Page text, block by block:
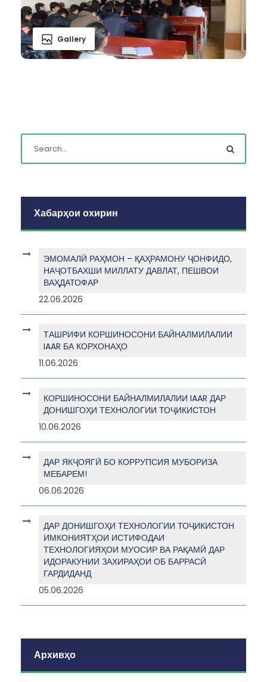
Gallery
Хабарҳои охирин
ЭМОМАЛӢ РАҲМОН – ҚАҲРАМОНУ ҶОНФИДО,
НАҶОТБАХШИ МИЛЛАТУ ДАВЛАТ, ПЕШВОИ
ВАҲДАТОФАР
22.06.2026
ТАШРИФИ КОРШИНОСОНИ БАЙНАЛМИЛАЛИИ
IAAR БА КОРХОНАҲО
11.06.2026
КОРШИНОСОНИ БАЙНАЛМИЛАЛИИ IAAR ДАР
ДОНИШГОҲИ ТЕХНОЛОГИИ ТОҶИКИСТОН
10.06.2026
ДАР ЯКҶОЯГӢ БО КОРРУПСИЯ МУБОРИЗА
МЕБАРЕМ!
06.06.2026
ДАР ДОНИШГОҲИ ТЕХНОЛОГИИ ТОҶИКИСТОН
ИМКОНИЯТҲОИ ИСТИФОДАИ
ТЕХНОЛОГИЯҲОИ МУОСИР ВА РАҚАМӢ ДАР
ИДОРАКУНИИ ЗАХИРАҲОИ ОБ БАРРАСӢ
ГАРДИДАНД
05.06.2026
Архивҳо